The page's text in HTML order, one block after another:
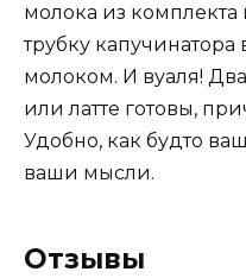
молока из комплекта
трубку
молоком. И вуаля!
или латте готовы,
Удобно, как будто
ваши мысли.
Отзывы